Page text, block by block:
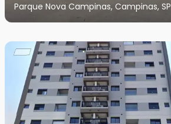
Parque Nova Campinas, Campinas, SP